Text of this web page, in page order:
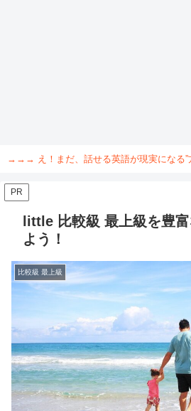
→→→ え！まだ、話せる英語が現実になる
PR
little 比較級 最上級を豊
よう！
比較級 最上級